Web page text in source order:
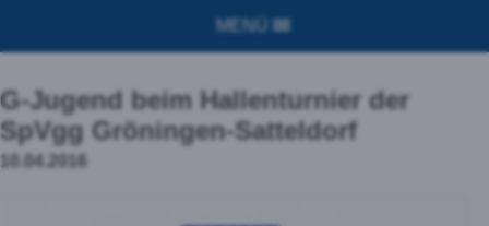
MENÜ
G-Jugend beim Hallenturnier der
SpVgg Gröningen-Satteldorf
10.04.2016